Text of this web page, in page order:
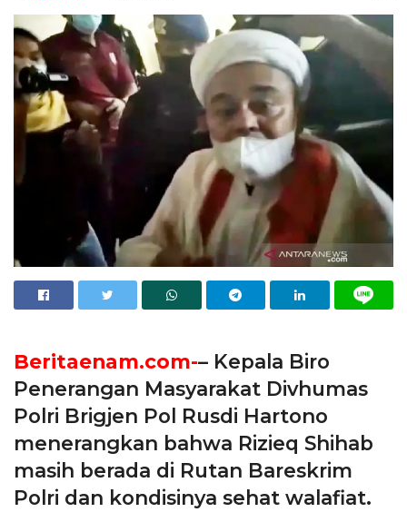
Beritaenam.com-– Kepala Biro
Penerangan Masyarakat Divhumas
Polri Brigjen Pol Rusdi Hartono
menerangkan bahwa Rizieq Shihab
masih berada di Rutan Bareskrim
Polri dan kondisinya sehat walafiat.